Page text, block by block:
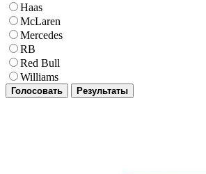
Haas
McLaren
Mercedes
RB
Red Bull
Williams
Голосовать Результаты